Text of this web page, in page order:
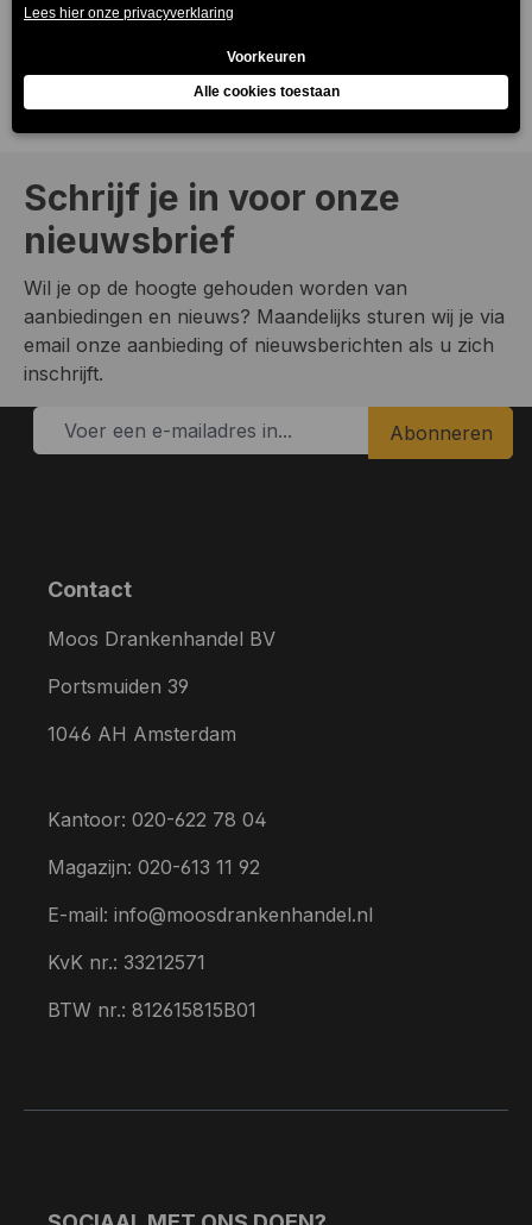
Heerlijk verfrissend mineraalwater van Bru. Laag in
Schrijf je in voor onze
nieuwsbrief
Wil je op de hoogte gehouden worden van
aanbiedingen en nieuws? Maandelijks sturen wij je via
email onze aanbieding of nieuwsberichten als u zich
inschrijft.
Abonneren
Contact
Moos Drankenhandel BV
Portsmuiden 39
1046 AH Amsterdam
Kantoor: 020-622 78 04
Magazijn: 020-613 11 92
E-mail: info@moosdrankenhandel.nl
KvK nr.: 33212571
BTW nr.: 812615815B01